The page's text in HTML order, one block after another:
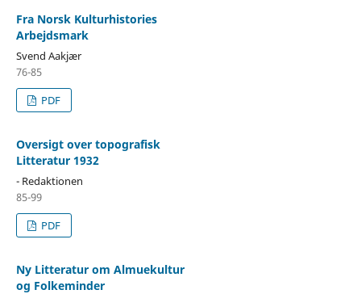
Fra Norsk Kulturhistories
Arbejdsmark
Svend Aakjær
76-85
PDF
Oversigt over topografisk
Litteratur 1932
- Redaktionen
85-99
PDF
Ny Litteratur om Almuekultur
og Folkeminder